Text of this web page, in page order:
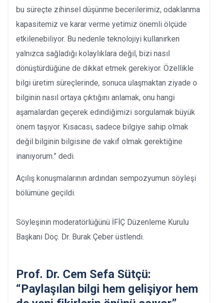
bu süreçte zihinsel düşünme becerilerimiz, odaklanma
kapasitemiz ve karar verme yetimiz önemli ölçüde
etkilenebiliyor. Bu nedenle teknolojiyi kullanırken
yalnızca sağladığı kolaylıklara değil, bizi nasıl
dönüştürdüğüne de dikkat etmek gerekiyor. Özellikle
bilgi üretim süreçlerinde, sonuca ulaşmaktan ziyade o
bilginin nasıl ortaya çıktığını anlamak, onu hangi
aşamalardan geçerek edindiğimizi sorgulamak büyük
önem taşıyor. Kısacası, sadece bilgiye sahip olmak
değil bilginin bilgisine de vakıf olmak gerektiğine
inanıyorum.” dedi.
Açılış konuşmalarının ardından sempozyumun söyleşi
bölümüne geçildi.
Söyleşinin moderatörlüğünü İFİÇ Düzenleme Kurulu
Başkanı Doç. Dr. Burak Çeber üstlendi.
Prof. Dr. Cem Sefa Sütçü:
“Paylaşılan bilgi hem gelişiyor hem